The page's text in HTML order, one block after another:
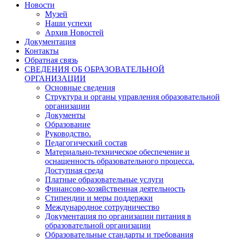
Новости
Музей
Наши успехи
Архив Новостей
Документация
Контакты
Обратная связь
СВЕДЕНИЯ ОБ ОБРАЗОВАТЕЛЬНОЙ
ОРГАНИЗАЦИИ
Основные сведения
Структура и органы управления образовательной
организации
Документы
Образование
Руководство.
Педагогический состав
Материально-техническое обеспечение и
оснащенность образовательного процесса.
Доступная среда
Платные образовательные услуги
Финансово-хозяйственная деятельность
Стипендии и меры поддержки
Международное сотрудничество
Документация по организации питания в
образовательной организации
Образовательные стандарты и требования